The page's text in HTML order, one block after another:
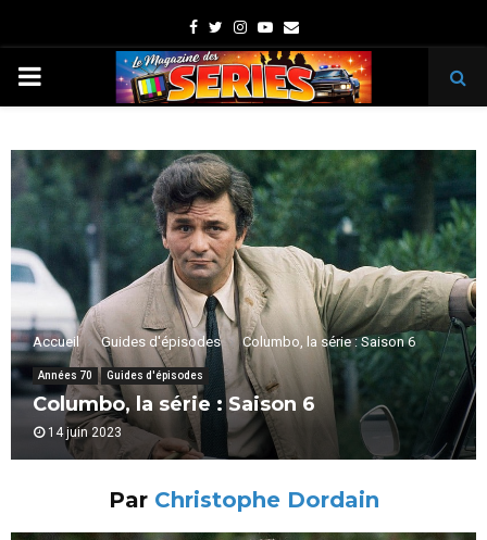
Facebook
TwitterInstagram
Youtube
Email
PRIMARY
Accueil Guides d'épisodes Columbo, la série : Saison 6
Années 70 Guides d'épisodes
Columbo, la série : Saison 6
14 juin 2023
Par Christophe Dordain